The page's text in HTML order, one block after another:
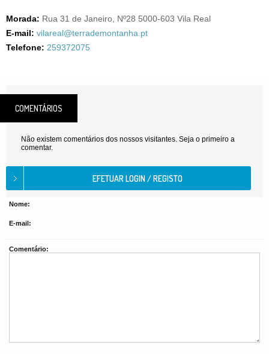
Morada: Rua 31 de Janeiro, Nº28 5000-603 Vila Real
E-mail: vilareal@terrademontanha.pt
Telefone: 259372075
COMENTÁRIOS
Não existem comentários dos nossos visitantes. Seja o primeiro a
comentar.
Nome:
E-mail:
Comentário: